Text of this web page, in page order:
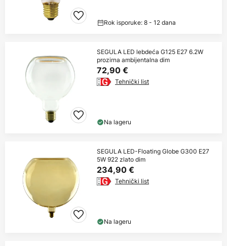
Rok isporuke: 8 - 12 dana
SEGULA LED lebdeća G125 E27 6.2W
prozirna ambijentalna dim
72,90 €
Tehnički list
Na lageru
SEGULA LED-Floating Globe G300 E27
5W 922 zlato dim
234,90 €
Tehnički list
Na lageru